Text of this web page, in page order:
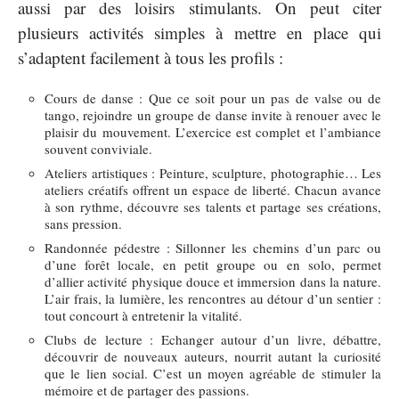
aussi par des loisirs stimulants. On peut citer
plusieurs activités simples à mettre en place qui
s’adaptent facilement à tous les profils :
Cours de danse : Que ce soit pour un pas de valse ou de
tango, rejoindre un groupe de danse invite à renouer avec le
plaisir du mouvement. L’exercice est complet et l’ambiance
souvent conviviale.
Ateliers artistiques : Peinture, sculpture, photographie… Les
ateliers créatifs offrent un espace de liberté. Chacun avance
à son rythme, découvre ses talents et partage ses créations,
sans pression.
Randonnée pédestre : Sillonner les chemins d’un parc ou
d’une forêt locale, en petit groupe ou en solo, permet
d’allier activité physique douce et immersion dans la nature.
L’air frais, la lumière, les rencontres au détour d’un sentier :
tout concourt à entretenir la vitalité.
Clubs de lecture : Echanger autour d’un livre, débattre,
découvrir de nouveaux auteurs, nourrit autant la curiosité
que le lien social. C’est un moyen agréable de stimuler la
mémoire et de partager des passions.